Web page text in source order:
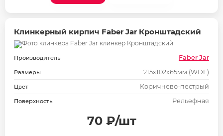
Клинкерный кирпич Faber Jar Кронштадский
Производитель Faber Jar
Размеры 215х102х65мм (WDF)
Цвет Коричнево-пестрый
Поверхность Рельефная
70 ₽/шт